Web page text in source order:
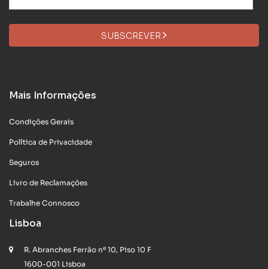
SUBSCREVER
Mais Informações
Condições Gerais
Política de Privacidade
Seguros
Livro de Reclamações
Trabalhe Connosco
Lisboa
R. Abranches Ferrão nº 10, Piso 10 F
1600-001 Lisboa